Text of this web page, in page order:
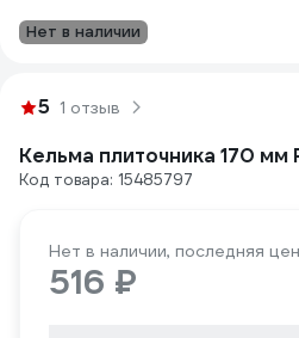
Нет в наличии
5 1 отзыв
Кельма плиточника 170
Код товара: 15485797
Нет в наличии, последняя
516 ₽